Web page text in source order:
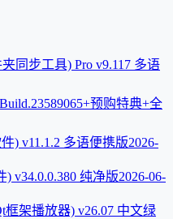
同步工具) Pro v9.117 多语
预购特典+全
) v11.1.2 多语便携版2026-
) v34.0.0.380 纯净版2026-06-
架播放器) v26.07 中文绿